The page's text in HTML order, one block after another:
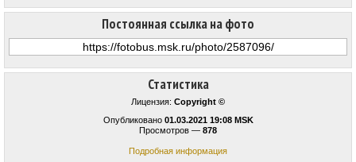
Статистика
Лицензия: Copyright ©
Опубликовано 01.03.2021 19:08 MSK
Просмотров — 878
Подробная информация
Постоянная ссылка на фото